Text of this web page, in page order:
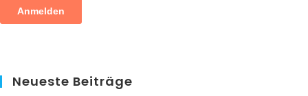
Neueste Beiträge